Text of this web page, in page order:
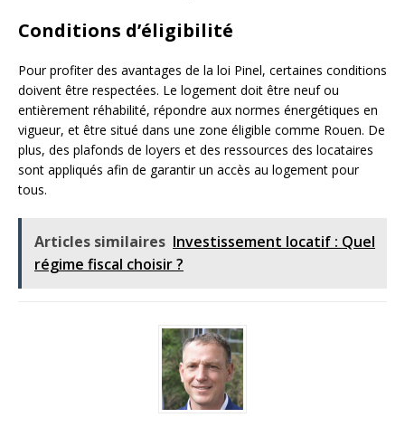
Conditions d’éligibilité
Pour profiter des avantages de la loi Pinel, certaines conditions
doivent être respectées. Le logement doit être neuf ou
entièrement réhabilité, répondre aux normes énergétiques en
vigueur, et être situé dans une zone éligible comme Rouen. De
plus, des plafonds de loyers et des ressources des locataires
sont appliqués afin de garantir un accès au logement pour
tous.
Articles similaires Investissement locatif : Quel
régime fiscal choisir ?